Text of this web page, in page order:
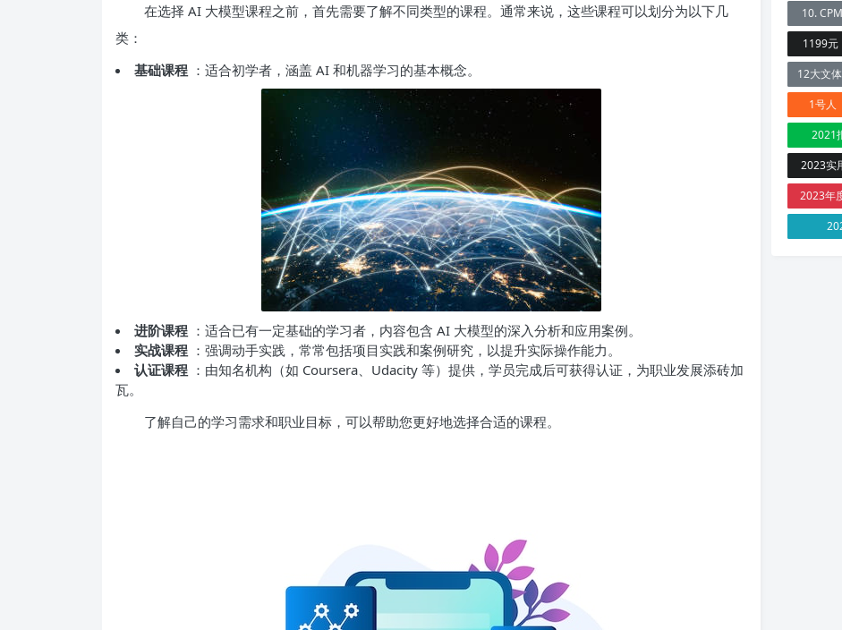
在选择 AI 大模型课程之前，首先需要了解不同类型的课程。通常来说，这些课程可以划分为以下几
类：
基础课程 ：适合初学者，涵盖 AI 和机器学习的基本概念。
进阶课程 ：适合已有一定基础的学习者，内容包含 AI 大模型的深入分析和应用案例。
实战课程 ：强调动手实践，常常包括项目实践和案例研究，以提升实际操作能力。
认证课程 ：由知名机构（如 Coursera、Udacity 等）提供，学员完成后可获得认证，为职业发展添砖加
瓦。
了解自己的学习需求和职业目标，可以帮助您更好地选择合适的课程。
10. CPM
1199元
12大文
1号人
2021
2023实
2023年